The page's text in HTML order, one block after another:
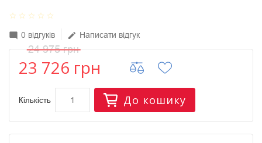
star_border star_border star_border star_border star_border
mode_comment 0 відгуків edit Написати відгук
24 975 грн
23 726 грн
Кількість До кошику